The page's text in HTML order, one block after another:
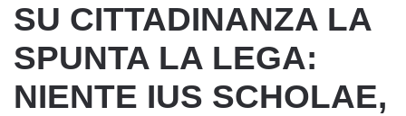
SU CITTADINANZA LA
SPUNTA LA LEGA:
NIENTE IUS SCHOLAE,